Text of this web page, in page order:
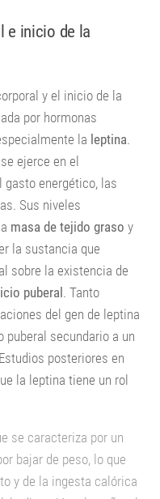
e inicio de la
y el inicio de la
por hormonas
la leptina.
ejerce en el
gasto energético, las
Sus niveles
masa de tejido graso y
la sustancia que
sobre la existencia de
puberal . Tanto
del gen de leptina
puberal secundario a un
posteriores en
la leptina tiene un rol
se caracteriza por un
bajar de peso, lo que
y de la ingesta calórica